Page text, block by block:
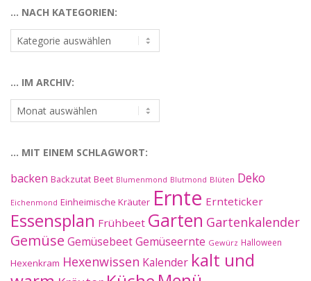
… NACH KATEGORIEN:
…
nach
… IM ARCHIV:
…
im
… MIT EINEM SCHLAGWORT:
backen Backzutat Beet Blumenmond Blutmond Blüten Deko
Eichenmond Einheimische Kräuter Ernte Ernteticker
Essensplan Frühbeet Garten Gartenkalender
Gemüse GemüsebeetGemüseernte Gewürz Halloween
Hexenkram Hexenwissen Kalender kalt und